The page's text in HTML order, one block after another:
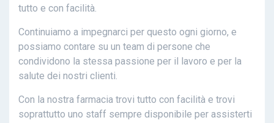
tutto e con facilità.
Continuiamo a impegnarci per questo ogni giorno, e
possiamo contare su un team di persone che
condividono la stessa passione per il lavoro e per la
salute dei nostri clienti.
Con la nostra farmacia trovi tutto con facilità e trovi
soprattutto uno staff sempre disponibile per assisterti